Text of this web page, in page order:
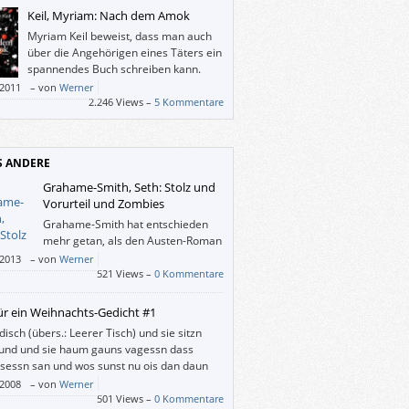
und es bereitet Jung wie Alt großes
in diese Welt einzutauchen, welche
Malerin und
Tove Jansson ab 1945 geschaffen
Keil, Myriam: Nach dem Amok
Myriam Keil beweist, dass man auch
über die Angehörigen eines Täters ein
spannendes Buch schreiben kann.
– von Werner
2.246 Views – 5 Kommentare
ANDERE
Grahame-Smith, Seth: Stolz und
Vorurteil und Zombies
Grahame-Smith hat entschieden
mehr getan, als den Austen-Roman
mit ein paar Zombies anzureichern,
und Vorurteil“ vielmehr – wenn man
Zusammenhang so sagen kann –
und mit großem Respekt neu erzählt.
– von Werner
521 Views – 0 Kommentare
ein Weihnachts-Gedicht #1
(übers.: Leerer Tisch) und sie sitzn
und sie haum gauns vagessn dass
san und wos sunst nu ois dan daun
wos probiad des haums irgendwo geseng
wieda lossn des is eana ned gleng
– von Werner
501 Views – 0 Kommentare